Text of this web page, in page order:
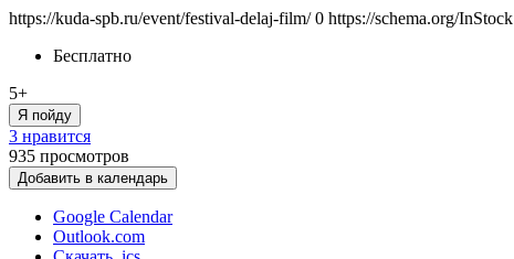
https://kuda-spb.ru/event/festival-delaj-film/ 0 https://schema.org/InStock
Бесплатно
5+
Я пойду
3 нравится
935 просмотров
Добавить в календарь
Google Calendar
Outlook.com